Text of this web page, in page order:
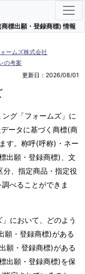
標出願・登録商標) 情報
ームズ株式会社
の考案
更新日：2026/08/01
グ「フォームズ」に
ータに基づく商標(商
す。称呼(呼称)・ネー
出願・登録商標)、文
分、指定商品・指定役
べることができま
において、どのよう
願・登録商標)がある
願・登録商標)がある
出願・登録商標)を保